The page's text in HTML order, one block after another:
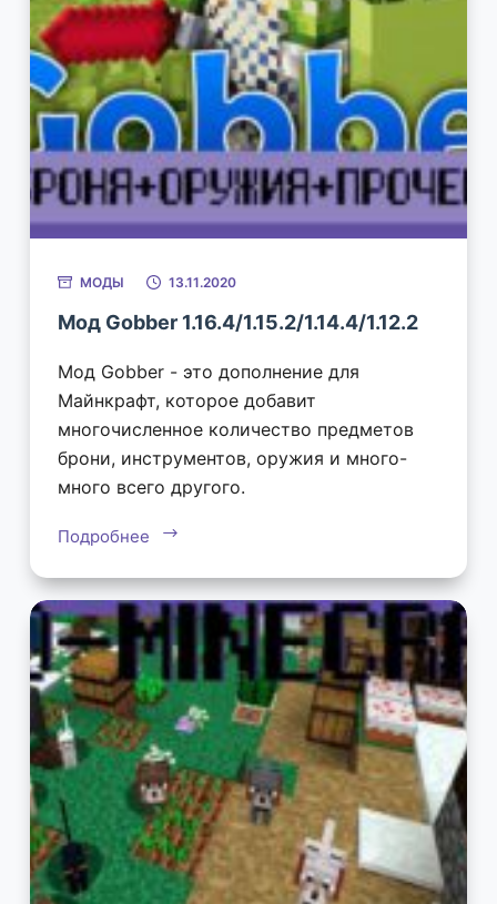
МОДЫ 13.11.2020
Мод Gobber 1.16.4/1.15.2/1.14.4/1.12.2
Мод Gobber - это дополнение для
Майнкрафт, которое добавит
многочисленное количество предметов
брони, инструментов, оружия и много-
много всего другого.
Подробнее